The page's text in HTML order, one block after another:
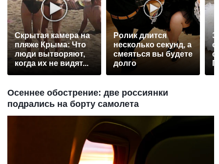
Скрытая камера на
пляже Крыма: Что
люди вытворяют,
когда их не видят...
Ролик длится
несколько секунд, а
смеяться вы будете
долго
Осеннее обострение: две россиянки
подрались на борту самолета